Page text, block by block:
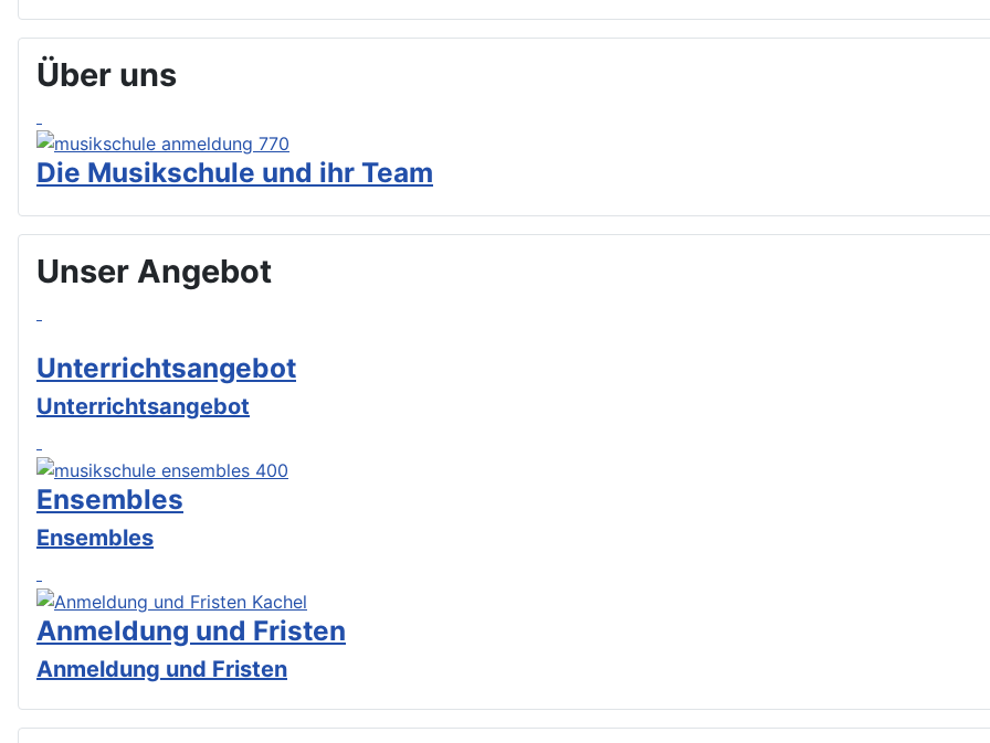
Über uns
Die Musikschule und ihr Team
Unser Angebot
Unterrichtsangebot
Unterrichtsangebot
Ensembles
Ensembles
Anmeldung und Fristen
Anmeldung und Fristen